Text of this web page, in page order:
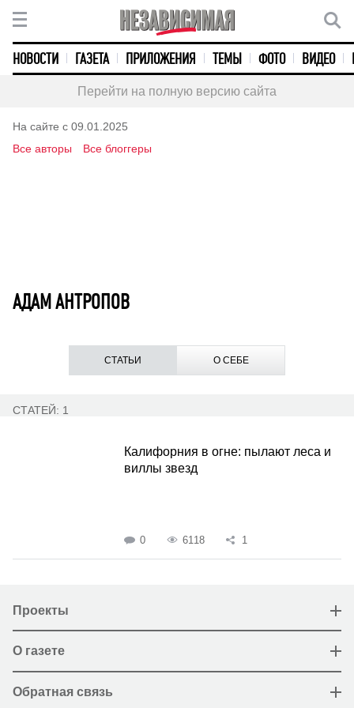
НОВОСТИ ГАЗЕТА ПРИЛОЖЕНИЯ ТЕМЫ ФОТО ВИДЕО
Перейти на полную версию сайта
На сайте с 09.01.2025
Все авторы
Все блоггеры
АДАМ АНТРОПОВ
СТАТЬИ О СЕБЕ
СТАТЕЙ: 1
Калифорния в огне: пылают леса и
виллы звезд
0 6118 1
Проекты
О газете
Обратная связь